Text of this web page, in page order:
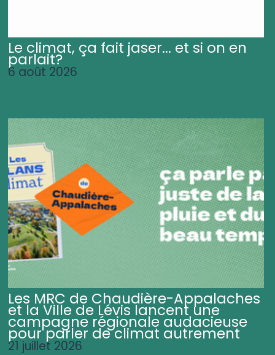
Le climat, ça fait jaser... et si on en
parlait?
6 août 2026
Les MRC de Chaudière-Appalaches
et la Ville de Lévis lancent une
campagne régionale audacieuse
pour parler de climat autrement
21 juillet 2026